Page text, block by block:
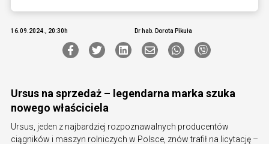
16.09.2024., 20:30h Dr hab. Dorota Pikuła
Ursus na sprzedaż – legendarna marka szuka
nowego właściciela
Ursus, jeden z najbardziej rozpoznawalnych producentów
ciągników i maszyn rolniczych w Polsce, znów trafił na licytację –